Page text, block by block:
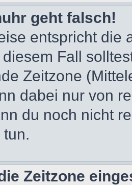
geht falsch!
entspricht die
Fall
Zeitzone
dabei nur von
du noch nicht
Zeitzone